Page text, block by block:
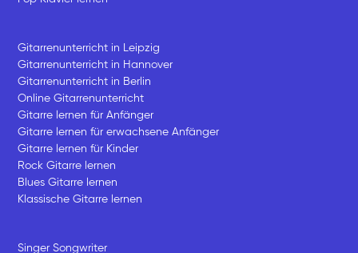
Gitarrenunterricht in Leipzig
Gitarrenunterricht in Hannover
Gitarrenunterricht in Berlin
Online Gitarrenunterricht
Gitarre lernen für Anfänger
Gitarre lernen für erwachsene Anfänger
Gitarre lernen für Kinder
Rock Gitarre lernen
Blues Gitarre lernen
Klassische Gitarre lernen
Singer Songwriter